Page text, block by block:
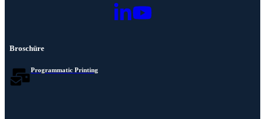
Broschüre
Programmatic Printing